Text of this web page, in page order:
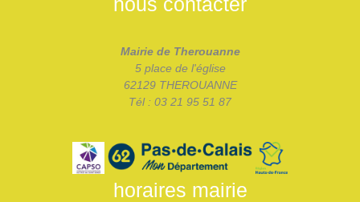
nous contacter
Mairie de Therouanne
5 place de l'église
62129 THEROUANNE
Tél : 03 21 95 51 87
horaires mairie